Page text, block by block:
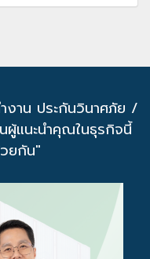
าน ประกันวินาศภัย /
ผู้แนะนำคุณในธุรกิจนี้
ยกัน"